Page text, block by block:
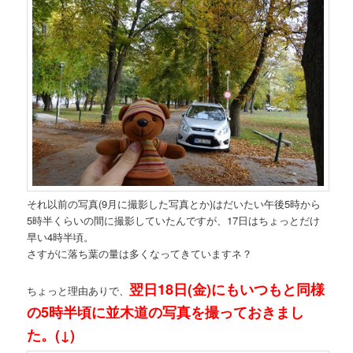
それ以前の写真(9月に撮影した写真とか)はだいたい午後5時から
5時半くらいの間に撮影していたんですが、17日はちょっとだけ
早い4時半頃。
さすがに落ち葉の量は多くなってきていますネ？
ちょっと理由ありで、翌日18日(金)にもいつもと同様
の5時半頃に並木道の写真を撮っておきまし
た。(↓)